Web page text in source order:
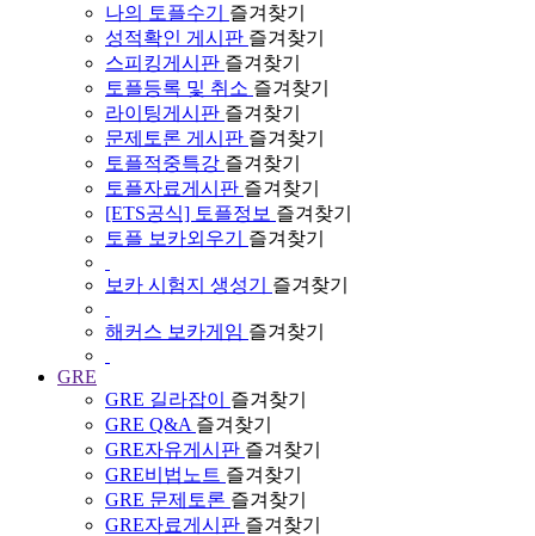
나의 토플수기
즐겨찾기
성적확인 게시판 즐겨찾기
스피킹게시판 즐겨찾기
토플등록 및 취소 즐겨찾기
라이팅게시판 즐겨찾기
문제토론 게시판 즐겨찾기
토플적중특강 즐겨찾기
토플자료게시판 즐겨찾기
[ETS공식] 토플정보 즐겨찾기
토플 보카외우기
즐겨찾기
보카 시험지 생성기 즐겨찾기
해커스 보카게임 즐겨찾기
GRE
GRE 길라잡이
즐겨찾기
GRE Q&A 즐겨찾기
GRE자유게시판 즐겨찾기
GRE비법노트 즐겨찾기
GRE 문제토론 즐겨찾기
GRE자료게시판 즐겨찾기